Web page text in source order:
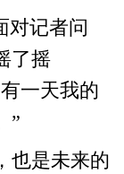
记者问
了摇
一天我的
”
是未来的